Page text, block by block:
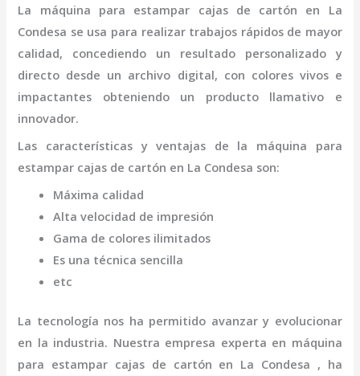
La máquina para estampar cajas de cartón en La
Condesa se usa para realizar trabajos rápidos de mayor
calidad, concediendo un resultado personalizado y
directo desde un archivo digital, con colores vivos e
impactantes obteniendo un producto llamativo e
innovador.
Las características y ventajas de la máquina para
estampar cajas de cartón en La Condesa son:
Máxima calidad
Alta velocidad de impresión
Gama de colores ilimitados
Es una técnica sencilla
etc
La tecnología nos ha permitido avanzar y evolucionar
en la industria. Nuestra empresa experta en máquina
para estampar cajas de cartón en La Condesa , ha